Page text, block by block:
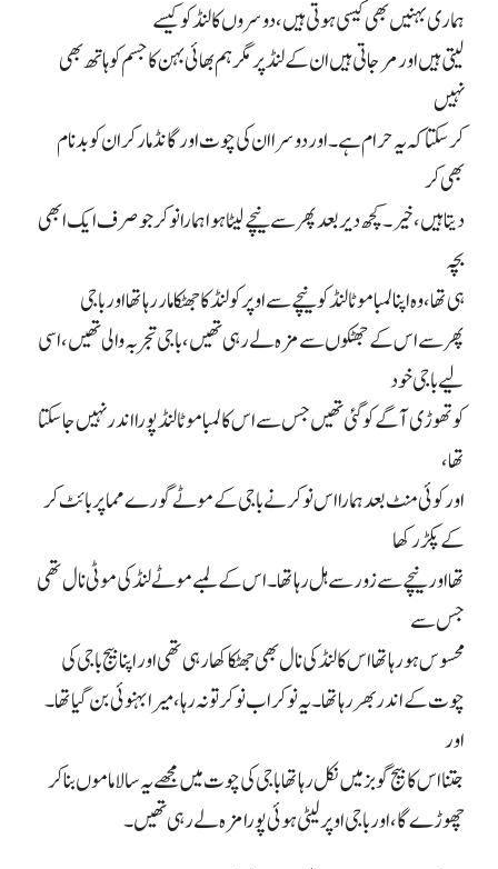
ہماری بہنیں بھی کیسی ہوتی ہیں، دوسروں کا لنڈ کو کیسے
لیتی ہیں اور مر جاتی ہیں ان کے لنڈ پر مگر ہم بھائی بہن کا جسم کو ہاتھ بھی
نہیں
کر سکتا کہ یہ حرام ہے۔ اور دوسرا ان کی چوت اور گانڈ مار کر ان کو بدنام
بھی کر
دیتا ہیں، خیر۔ کچھ دیر بعد پھر سے نیچے لیٹا ہوا ہمارا نوکر جو صرف ایک ابھی
بچہ
ہی تھا، وہ اپنا لمبا موٹا لنڈ کو نیچے سے اوپر کو لنڈ کا جھٹکا مار رہا تھا اور باجی
پھر سے اس کے جھٹکوں سے مزہ لے رہی تھیں، باجی تجربہ والی تھیں، اسی
لیے باجی خود
کو تھوڑی آگے کو گئی تھیں جس سے اس کا لمبا موٹا لنڈ پورا اندر نہیں جا سکتا
تھا،
اور کوئی منٹ بعد ہمارا اس نوکر نے باجی کے موٹے گورے مما پر بائٹ کر
کے پکڑ رکھا
تھا اور نیچے سے زور سے ہل رہا تھا۔ اس کے لمبے موٹے لنڈ کی موٹی نال تھی
جس سے
محسوس ہو رہا تھا اس کا لنڈ کی نال بھی جھٹکا کھا رہی تھی اور اپنا بیج باجی کی
چوت کے اندر بھر رہا تھا۔ یہ نوکر اب نوکر تو نہ رہا، میرا بہنوئی بن گیا تھا۔
اور
جتنا اس کا بیج گوبز میں نکل رہا تھا باجی کی چوت میں مجھے یہ سالا ماموں بنا کر
چھوڑے گا، اور باجی اوپر لیٹی ہوئی پورا مزہ لے رہی تھیں۔